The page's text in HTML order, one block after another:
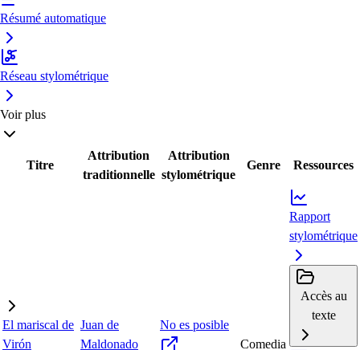
Résumé automatique
Réseau stylométrique
Voir plus
Titre
Attribution
traditionnelle
Attribution
stylométrique
Genre Ressources
El mariscal de
Virón
Juan de
Maldonado
No es posible
Comedia
Rapport
stylométrique
Accès au
texte